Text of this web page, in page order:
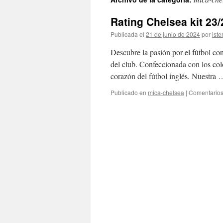
contenido
Rating Chelsea kit 23/
Publicada el 21 de junio de 2024por
Descubre la pasión por el fútbol
del club. Confeccionada con los
corazón del fútbol inglés. Nuestra
Publicado en mica-chelsea |